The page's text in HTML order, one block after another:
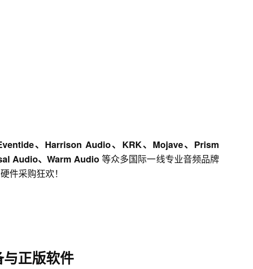
、Harrison Audio、KRK、Mojave、Prism
Audio、Warm Audio等众多国际一线专业音频品牌
件采购狂欢！
正版软件